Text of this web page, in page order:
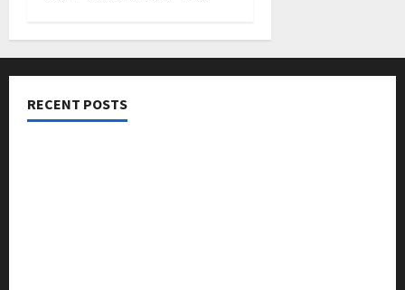
RECENT POSTS